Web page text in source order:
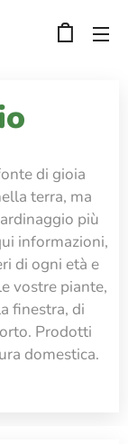
di gioia
terra, ma
più
informazioni,
di ogni età e
vostre piante,
finestra, di
Prodotti
domestica.